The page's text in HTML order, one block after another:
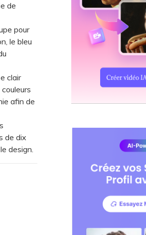
de
pour
le bleu
clair
afin de
de dix
design.